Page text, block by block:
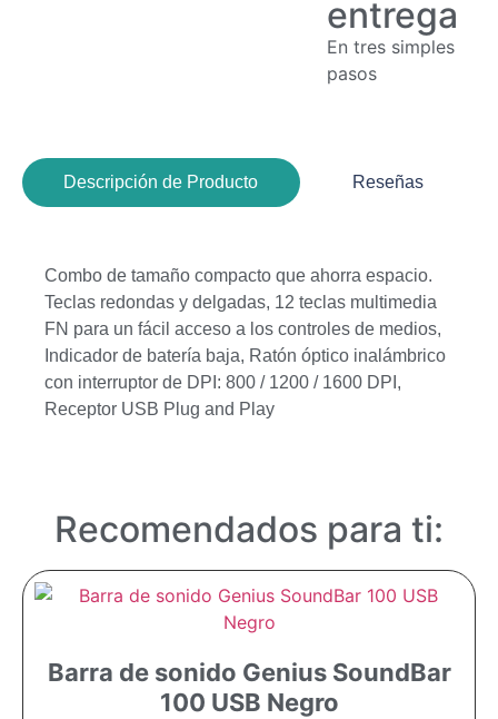
entrega
En tres simples
pasos
Descripción de Producto Reseñas
Combo de tamaño compacto que ahorra espacio.
Teclas redondas y delgadas, 12 teclas multimedia
FN para un fácil acceso a los controles de medios,
Indicador de batería baja, Ratón óptico inalámbrico
con interruptor de DPI: 800 / 1200 / 1600 DPI,
Receptor USB Plug and Play
Recomendados para ti:
Barra de sonido Genius SoundBar
100 USB Negro